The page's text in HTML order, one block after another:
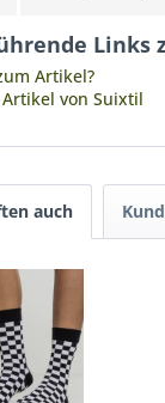
Links
Artikel?
von Suixtil
auch